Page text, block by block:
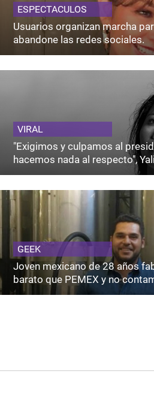
ESPECTACULOS
Usuarios organizan marcha
abandone las redes sociales.
VIRAL
"Exigimos y culpamos al
hacemos nada al respecto",
GEEK
Joven mexicano de 28 años
barato que PEMEX y no